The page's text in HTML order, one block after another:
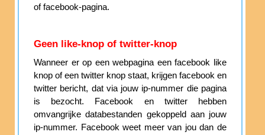
of facebook-pagina.
Geen like-knop of twitter-knop
Wanneer er op een webpagina een facebook like
knop of een twitter knop staat, krijgen facebook en
twitter bericht, dat via jouw ip-nummer die pagina
is bezocht. Facebook en twitter hebben
omvangrijke databestanden gekoppeld aan jouw
ip-nummer. Facebook weet meer van jou dan de